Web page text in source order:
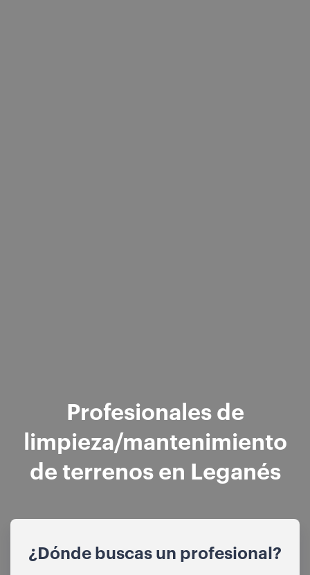
Profesionales de
limpieza/mantenimiento
de terrenos en Leganés
¿Dónde buscas un profesional?